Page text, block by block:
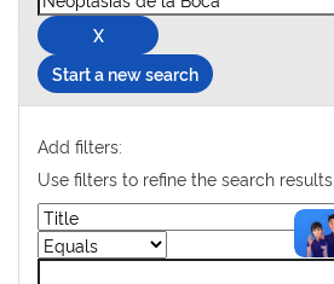
Start a new search
Add filters:
Use filters to refine the search results.